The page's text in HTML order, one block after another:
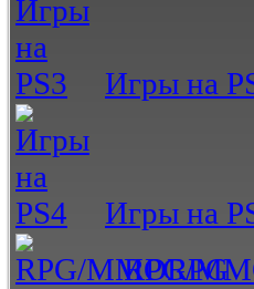
Игры на
Игры на
RPG/